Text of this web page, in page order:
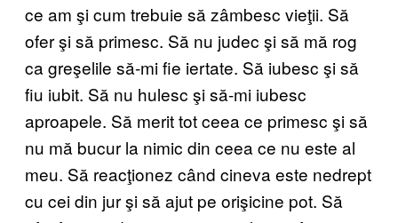
ce am şi cum trebuie să zâmbesc vieţii. Să
ofer şi să primesc. Să nu judec şi să mă rog
ca greşelile să-mi fie iertate. Să iubesc şi să
fiu iubit. Să nu hulesc şi să-mi iubesc
aproapele. Să merit tot ceea ce primesc şi să
nu mă bucur la nimic din ceea ce nu este al
meu. Să reacţionez când cineva este nedrept
cu cei din jur şi să ajut pe orişicine pot. Să